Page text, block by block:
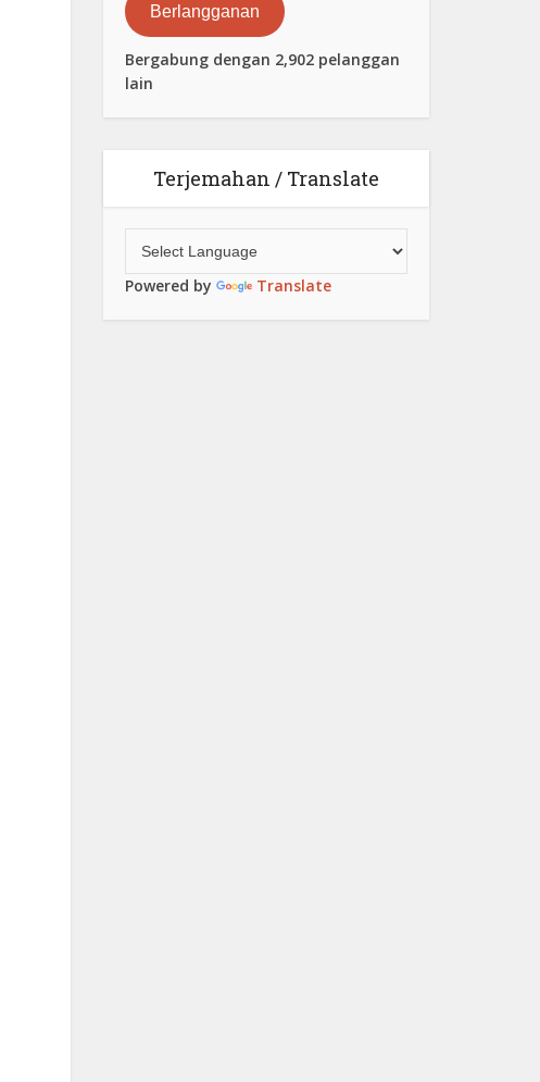
Berlangganan
Bergabung dengan 2,902 pelanggan
lain
Terjemahan / Translate
Powered by Translate